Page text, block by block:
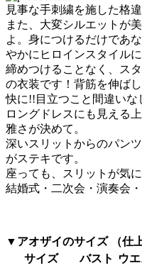
見事な手刺繍を施した格
また、大変シルエットが
よ。身につけるだけであ
やかにヒロインスタイルに
締めつけることなく、ス
の衣装です！背筋を伸ば
快に!!目立つこと間違いな
ロングドレスにも見える
雅さが決めて。
深いスリットからのパン
がステキです。
座っても、スリットが気
結婚式・二次会・演奏会
▼アオザイのサイズ （仕
サイズ
バスト ウ